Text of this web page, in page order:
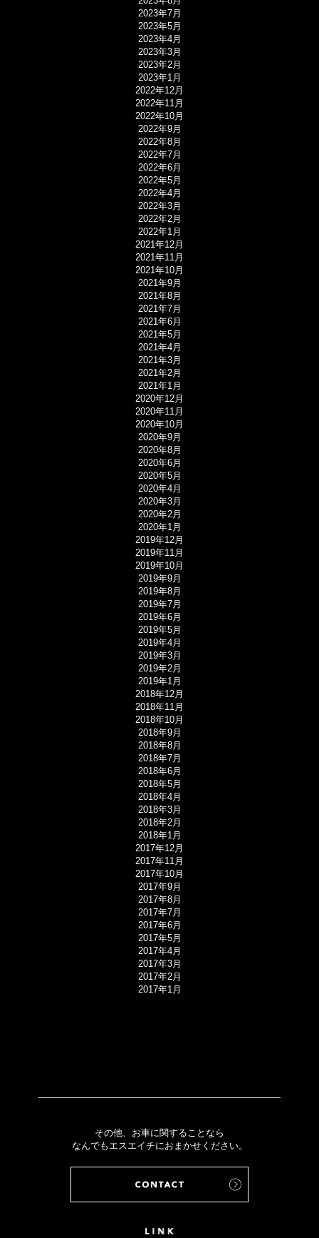
2023年7月
2023年5月
2023年4月
2023年3月
2023年2月
2023年1月
2022年12月
2022年11月
2022年10月
2022年9月
2022年8月
2022年7月
2022年6月
2022年5月
2022年4月
2022年3月
2022年2月
2022年1月
2021年12月
2021年11月
2021年10月
2021年9月
2021年8月
2021年7月
2021年6月
2021年5月
2021年4月
2021年3月
2021年2月
2021年1月
2020年12月
2020年11月
2020年10月
2020年9月
2020年8月
2020年6月
2020年5月
2020年4月
2020年3月
2020年2月
2020年1月
2019年12月
2019年11月
2019年10月
2019年9月
2019年8月
2019年7月
2019年6月
2019年5月
2019年4月
2019年3月
2019年2月
2019年1月
2018年12月
2018年11月
2018年10月
2018年9月
2018年8月
2018年7月
2018年6月
2018年5月
2018年4月
2018年3月
2018年2月
2018年1月
2017年12月
2017年11月
2017年10月
2017年9月
2017年8月
2017年7月
2017年6月
2017年5月
2017年4月
2017年3月
2017年2月
2017年1月
その他、お車に関することなら
なんでもエスエイチにおまかせください。